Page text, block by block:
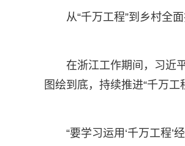
从“千万工程”到乡村全
在浙江工作期间，习近
图绘到底，持续推进“千万工
“要学习运用‘千万工程